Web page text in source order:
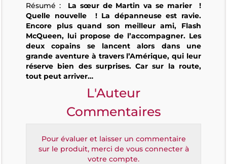
Résumé : La sœur de Martin va se marier !
Quelle nouvelle ! La dépanneuse est ravie.
Encore plus quand son meilleur ami, Flash
McQueen, lui propose de l’accompagner. Les
deux copains se lancent alors dans une
grande aventure à travers l’Amérique, qui leur
réserve bien des surprises. Car sur la route,
tout peut arriver…
L'Auteur
Commentaires
Pour évaluer et laisser un commentaire
sur le produit, merci de vous connecter à
votre compte.